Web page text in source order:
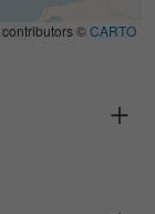
contributors ©CARTO